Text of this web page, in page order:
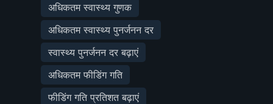
अधिकतम स्वास्थ्य गुणक
अधिकतम स्वास्थ्य पुनर्जनन दर
स्वास्थ्य पुनर्जनन दर बढ़ाएं
अधिकतम फीडिंग गति
फीडिंग गति प्रतिशत बढ़ाएं